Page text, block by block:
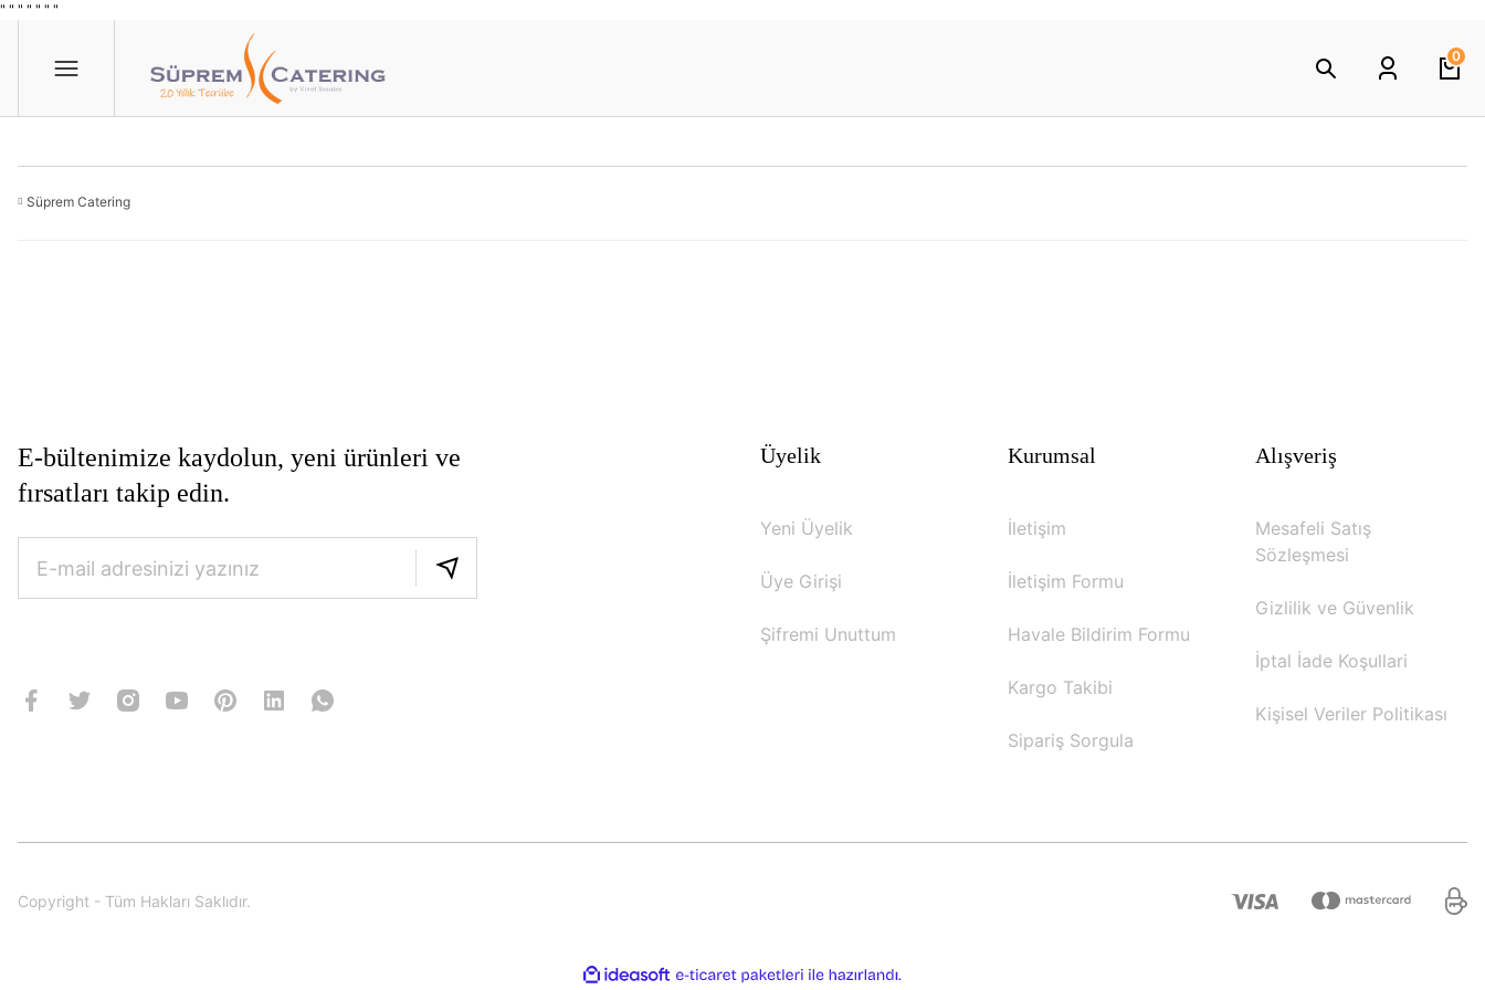
" " " " " " "
0
Süprem Catering
E-bültenimize kaydolun, yeni ürünleri ve
fırsatları takip edin.
Üyelik
Yeni Üyelik
Üye Girişi
Şifremi Unuttum
Kurumsal
İletişim
İletişim Formu
Havale Bildirim Formu
Kargo Takibi
Sipariş Sorgula
Alışveriş
Mesafeli Satış
Sözleşmesi
Gizlilik ve Güvenlik
İptal İade Koşullari
Kişisel Veriler Politikası
Copyright - Tüm Hakları Saklıdır.
ideasoft
e-